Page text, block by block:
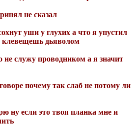
не сказал
уши у глухих а что я упустил
клевещешь дьяволом
служу проводником а я значит
почему так слаб не потому ли
ну если это твоя планка мне и